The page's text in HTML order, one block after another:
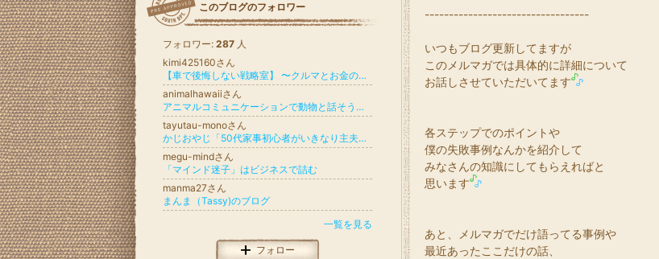
----------------------------------
いつもブログ更新してますが
このメルマガでは具体的に詳細について
お話しさせていただいてます
各ステップでのポイントや
僕の失敗事例なんかを紹介して
みなさんの知識にしてもらえればと
思います
あと、メルマガでだけ語ってる事例や
最近あったここだけの話、
このブログのフォロワー
フォロワー: 287 人
kimi425160さん
【車で後悔しない戦略室】 〜クルマとお金の、冷静で優しい選び方〜
animalhawaiiさん
アニマルコミュニケーションで動物と話そう！ ハワイ在住アニマルコミュニケーターShiori
tayutau-monoさん
かじおやじ「50代家事初心者がいきなり主夫！」奮闘3年目
megu-mindさん
「マインド迷子」はビジネスで詰む
manma27さん
まんま（Tassy)のブログ
一覧を見る
フォロー